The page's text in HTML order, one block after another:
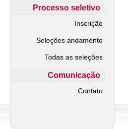
Processo seletivo
Inscrição
Seleções andamento
Todas as seleções
Comunicação
Contato